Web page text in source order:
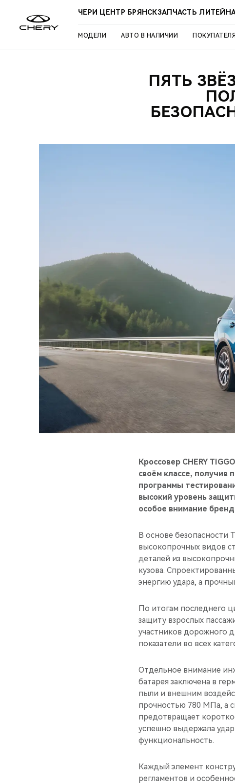
ЧЕРИ ЦЕНТР БРЯНСКЗАПЧАСТЬ
МОДЕЛИ АВТО В НАЛИЧИИ
ПЯТЬ
Кроссовер CHERY
своём классе, получив
программы
высокий уровень
особое внимание
В основе безопасности
высокопрочных видов
деталей из
кузова.
энергию удара, а
По итогам последнего
защиту взрослых
участников дорожного
показатели во всех
Отдельное внимание
батарея заключена в
пыли и внешним
прочностью 780 МПа, а
предотвращает
успешно выдержала
функциональность.
Каждый элемент
регламентов и